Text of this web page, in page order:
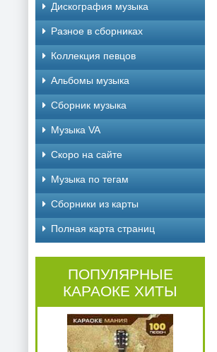
Дискография музыка
Разное в сборниках
Коллекция певцов
Альбомы музыка
Сборник музыка
Музыка VA
Скоро на сайте
Музыка по тегам
Cборники из карты
Полная карта страниц
ПОПУЛЯРНЫЕ
КАРАОКЕ ХИТЫ